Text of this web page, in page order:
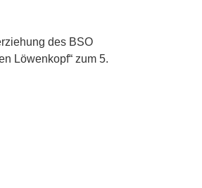
des BSO
Löwenkopf“ zum 5.